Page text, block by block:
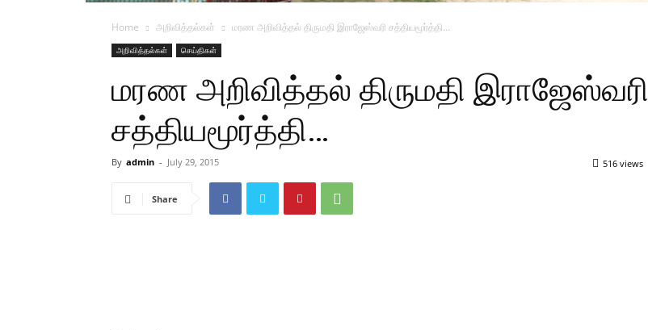
Home அறிவித்தல்கள் மரண அறிவித்தல் திருமதி இராஜேஸ்வரி சத்தியமூர்த்தி…
அறிவித்தல்கள் செய்திகள்
மரண அறிவித்தல் திருமதி இராஜேஸ்வரி
சத்தியமூர்த்தி…
By admin - July 29, 2015 516 views
Share